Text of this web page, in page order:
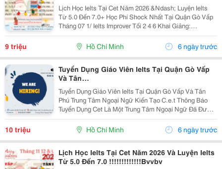
Lịch Học Ielts Tại Cet Năm 2026 &Ndash; Luyện Ielts
Từ 5.0 Đến 7.0+ Học Phí Shock Nhất Tại Quận Gò Vấp
Tháng 07 1/ Ielts Improver Tối 2 4 6 Khai Giảng:
13/07/2026 Khung Giờ: 18:00 Đến 21:00 Học Phí Ưu Đãi
5% Khi Đăng Ký 2/ Ielts...
9 triệu Hồ Chí Minh 6 ngày trước
Tuyển Dụng Giáo Viên Ielts Tại Quận Gò Vấp
Và Tân
Phú!!!!!!!!!!!!!!!!!!!!!!!!!!!!!!!!!!!!!!!!!!!Nbbm
Tuyển Dụng Giáo Viên Ielts Tại Quận Gò Vấp Và Tân
Phú Trung Tâm Ngoại Ngữ Kiến Tạo C.e.t Thông Báo
Tuyển Dụng Cet Là Một Trung Tâm Ngoại Ngữ Đã Được
Thành Lập 16 Năm Chuyên Về Chương Trình Anh Văn
Học Thuật Ielts &Ndash; Toefl Ibt. Trung Tâm...
10 triệu Hồ Chí Minh 6 ngày trước
Lịch Học Ielts Tại Cet Năm 2026 Và Luyện Ielts
Từ 5.0 Đến 7.0 !!!!!!!!!!!!!Bvvbv